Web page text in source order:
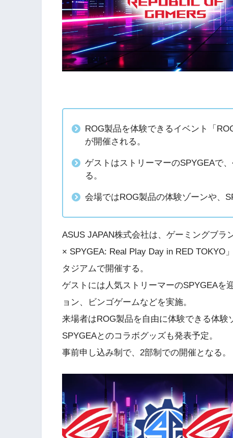
ROG製品を体験できるイベント「
が開催される。
ゲストはストリーマーのSPYGEAで
る。
会場ではROG製品の体験ゾーンや、
ASUS JAPAN株式会社は、ゲーミングブラ
× SPYGEA: Real Play Day in RED TOKYO
タジアムで開催する。
ゲストには人気ストリーマーのSPYGEAを
ョン、ビンゴゲームなどを実施。
来場者はROG製品を自由に体験できる体験
SPYGEAとのコラボグッズも発表予定。
事前申し込み制で、2部制での開催となる。